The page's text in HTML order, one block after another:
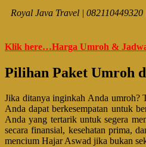
Royal Java Travel |
Klik here…Harga Umroh &
Pilihan Paket Umroh
Jika ditanya inginkah Anda umroh?
Anda dapat berkesempatan untuk
Anda yang tertarik untuk segera
secara finansial, kesehatan prima,
mencium Hajar Aswad jika bukan